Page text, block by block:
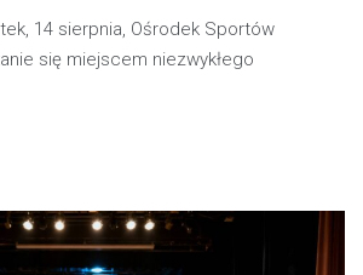
14 sierpnia, Ośrodek Sportów
się miejscem niezwykłego